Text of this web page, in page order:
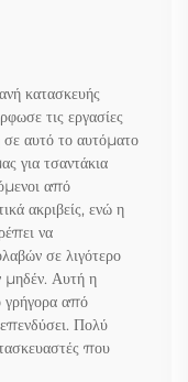
κατασκευής
τις εργασίες
αυτό το αυτόματο
για τσαντάκια
από
ακριβείς, ενώ η
να
σε λιγότερο
μηδέν. Αυτή η
γρήγορα από
Πολύ
που